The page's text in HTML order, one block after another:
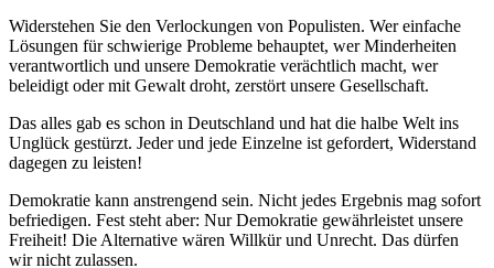
Widerstehen Sie den Verlockungen von Populisten. Wer einfache
Lösungen für schwierige Probleme behauptet, wer Minderheiten
verantwortlich und unsere Demokratie verächtlich macht, wer
beleidigt oder mit Gewalt droht, zerstört unsere Gesellschaft.
Das alles gab es schon in Deutschland und hat die halbe Welt ins
Unglück gestürzt. Jeder und jede Einzelne ist gefordert, Widerstand
dagegen zu leisten!
Demokratie kann anstrengend sein. Nicht jedes Ergebnis mag sofort
befriedigen. Fest steht aber: Nur Demokratie gewährleistet unsere
Freiheit! Die Alternative wären Willkür und Unrecht. Das dürfen
wir nicht zulassen.